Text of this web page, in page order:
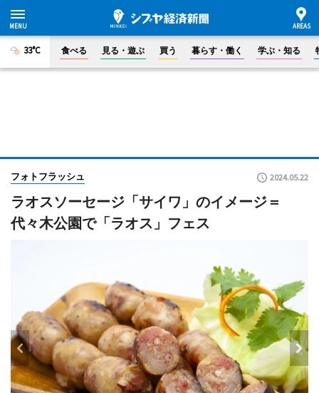
33°C 食べる 見る・遊ぶ 買う 暮らす・働く 学ぶ・知る
フォトフラッシュ 2024.05.22
ラオスソーセージ「サイワ」のイメージ＝
代々木公園で「ラオス」フェス